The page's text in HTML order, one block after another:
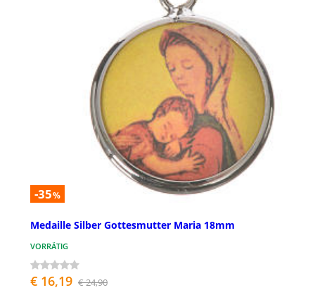
-35%
Medaille Silber Gottesmutter Maria 18mm
VORRÄTIG
€ 16,19 € 24,90